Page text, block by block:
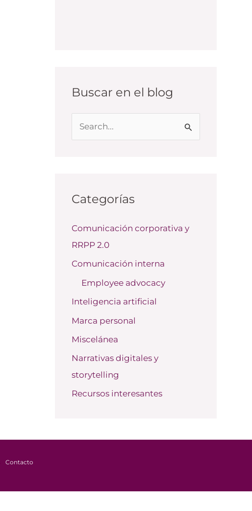
Buscar en el blog
a
p
o
r
Categorías
Comunicación corporativa y
RRPP 2.0
Comunicación interna
Employee advocacy
Inteligencia artificial
Marca personal
Miscelánea
Narrativas digitales y
storytelling
Recursos interesantes
Contacto